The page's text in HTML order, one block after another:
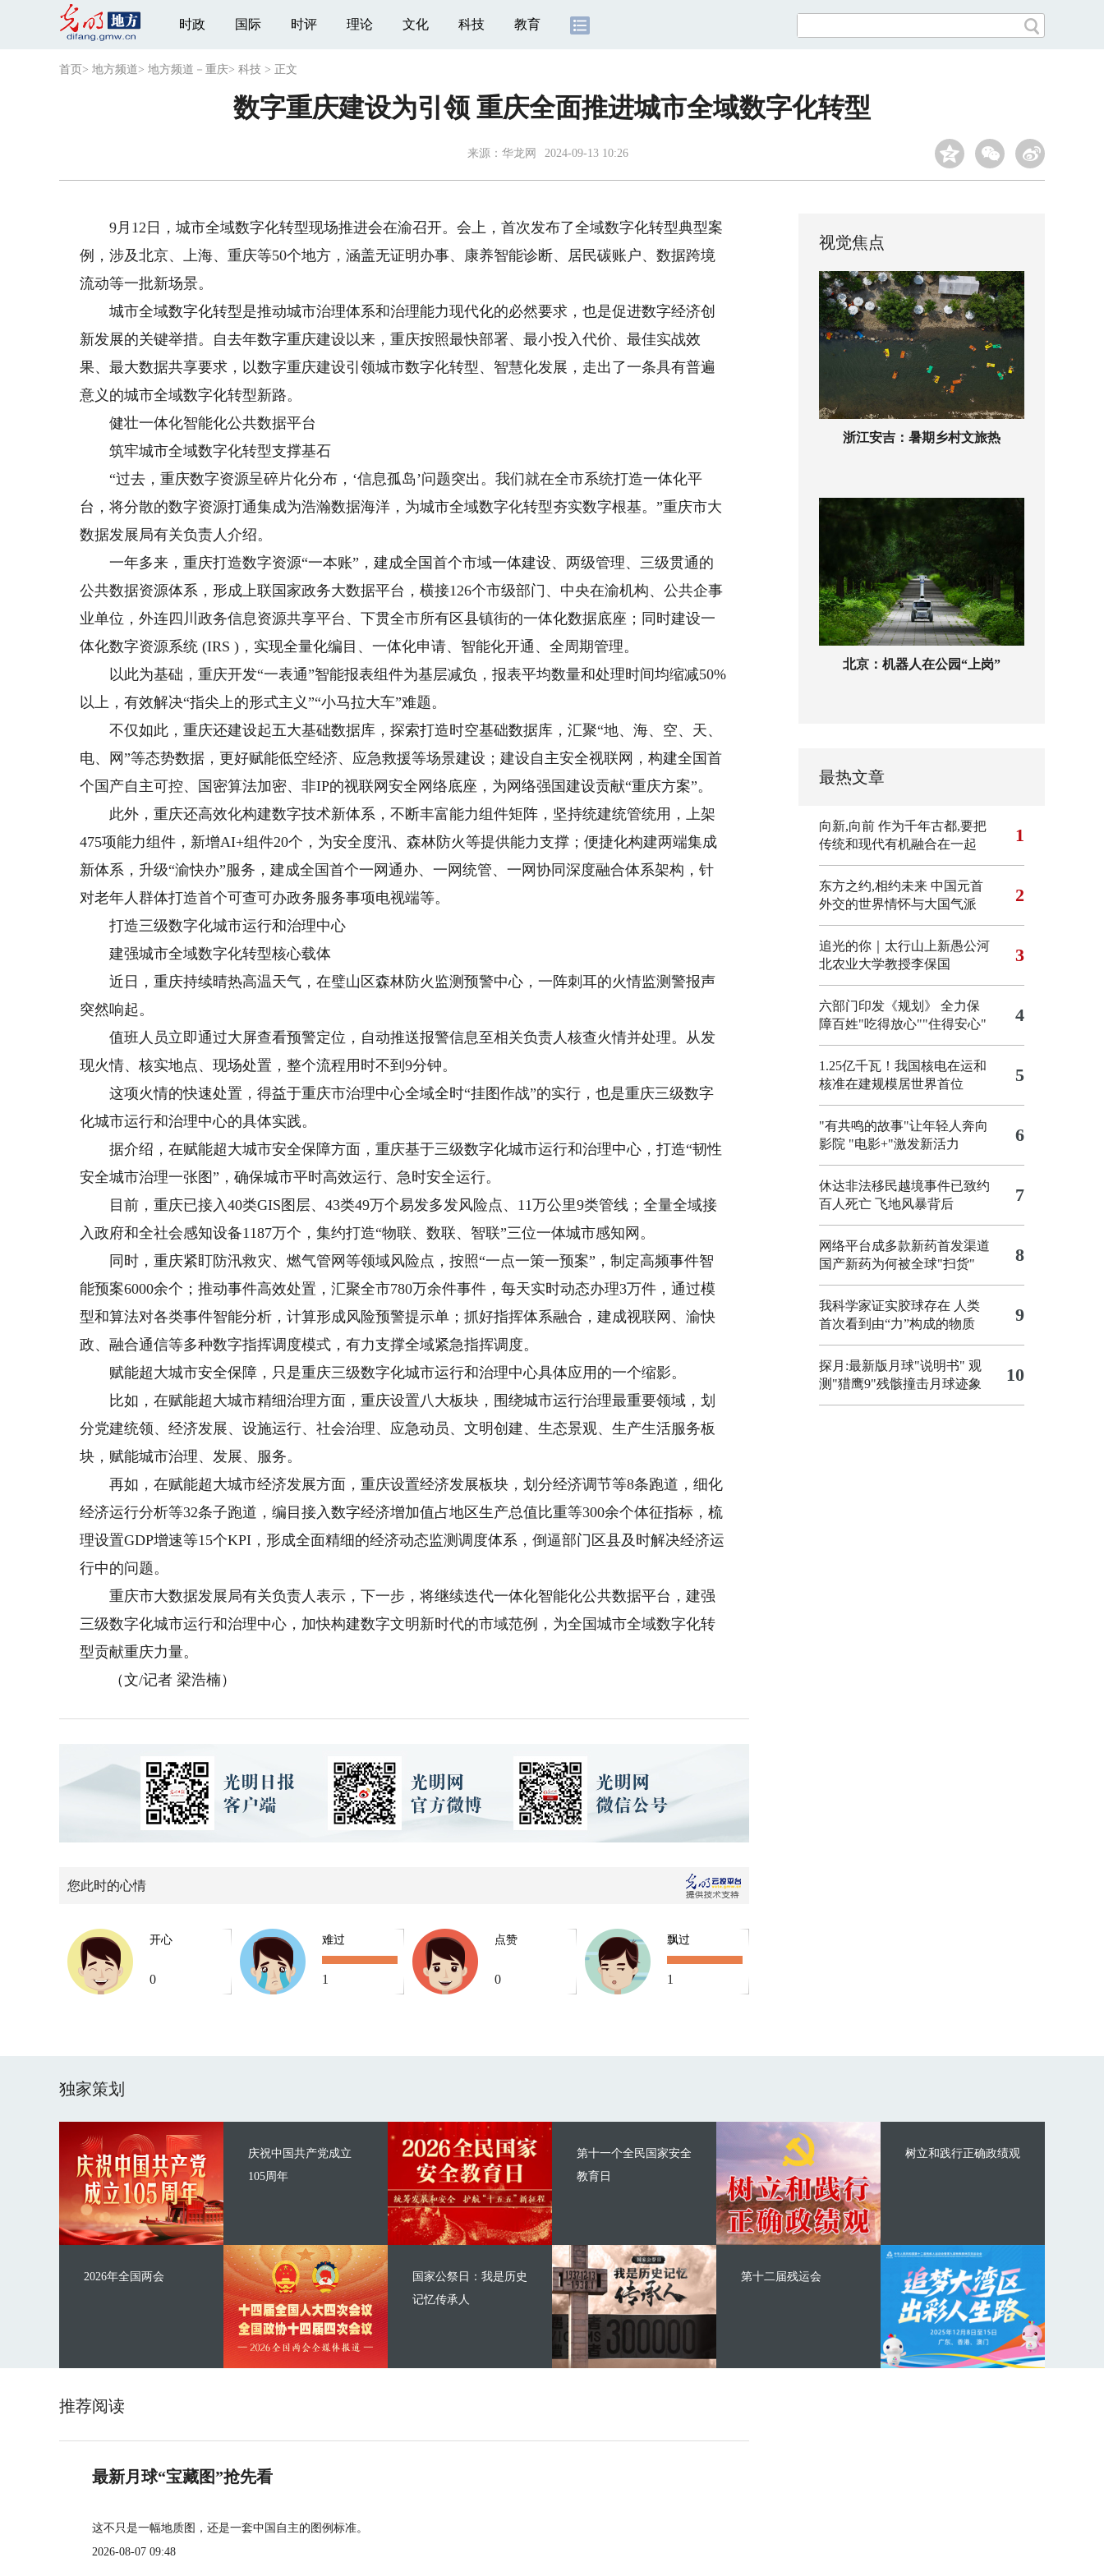
时政 国际 时评 理论 文化 科技 教育
首页 > 地方频道> 地方频道－重庆> 科技 > 正文
数字重庆建设为引领 重庆全面推进城市全域数字化转型
来源： 华龙网 2024-09-13 10:26
9月12日，城市全域数字化转型现场推进会在渝召开。会上，首次发布了全域数字化转型典型案
例，涉及北京、上海、重庆等50个地方，涵盖无证明办事、康养智能诊断、居民碳账户、数据跨境
流动等一批新场景。
城市全域数字化转型是推动城市治理体系和治理能力现代化的必然要求，也是促进数字经济创
新发展的关键举措。自去年数字重庆建设以来，重庆按照最快部署、最小投入代价、最佳实战效
果、最大数据共享要求，以数字重庆建设引领城市数字化转型、智慧化发展，走出了一条具有普遍
意义的城市全域数字化转型新路。
健壮一体化智能化公共数据平台
筑牢城市全域数字化转型支撑基石
“过去，重庆数字资源呈碎片化分布，‘信息孤岛’问题突出。我们就在全市系统打造一体化平
台，将分散的数字资源打通集成为浩瀚数据海洋，为城市全域数字化转型夯实数字根基。”重庆市大
数据发展局有关负责人介绍。
一年多来，重庆打造数字资源“一本账”，建成全国首个市域一体建设、两级管理、三级贯通的
公共数据资源体系，形成上联国家政务大数据平台，横接126个市级部门、中央在渝机构、公共企事
业单位，外连四川政务信息资源共享平台、下贯全市所有区县镇街的一体化数据底座；同时建设一
体化数字资源系统 (IRS )，实现全量化编目、一体化申请、智能化开通、全周期管理。
以此为基础，重庆开发“一表通”智能报表组件为基层减负，报表平均数量和处理时间均缩减50%
以上，有效解决“指尖上的形式主义”“小马拉大车”难题。
不仅如此，重庆还建设起五大基础数据库，探索打造时空基础数据库，汇聚“地、海、空、天、
电、网”等态势数据，更好赋能低空经济、应急救援等场景建设；建设自主安全视联网，构建全国首
个国产自主可控、国密算法加密、非IP的视联网安全网络底座，为网络强国建设贡献“重庆方案”。
此外，重庆还高效化构建数字技术新体系，不断丰富能力组件矩阵，坚持统建统管统用，上架
475项能力组件，新增AI+组件20个，为安全度汛、森林防火等提供能力支撑；便捷化构建两端集成
新体系，升级“渝快办”服务，建成全国首个一网通办、一网统管、一网协同深度融合体系架构，针
对老年人群体打造首个可查可办政务服务事项电视端等。
打造三级数字化城市运行和治理中心
建强城市全域数字化转型核心载体
近日，重庆持续晴热高温天气，在璧山区森林防火监测预警中心，一阵刺耳的火情监测警报声
突然响起。
值班人员立即通过大屏查看预警定位，自动推送报警信息至相关负责人核查火情并处理。从发
现火情、核实地点、现场处置，整个流程用时不到9分钟。
这项火情的快速处置，得益于重庆市治理中心全域全时“挂图作战”的实行，也是重庆三级数字
化城市运行和治理中心的具体实践。
据介绍，在赋能超大城市安全保障方面，重庆基于三级数字化城市运行和治理中心，打造“韧性
安全城市治理一张图”，确保城市平时高效运行、急时安全运行。
目前，重庆已接入40类GIS图层、43类49万个易发多发风险点、11万公里9类管线；全量全域接
入政府和全社会感知设备1187万个，集约打造“物联、数联、智联”三位一体城市感知网。
同时，重庆紧盯防汛救灾、燃气管网等领域风险点，按照“一点一策一预案”，制定高频事件智
能预案6000余个；推动事件高效处置，汇聚全市780万余件事件，每天实时动态办理3万件，通过模
型和算法对各类事件智能分析，计算形成风险预警提示单；抓好指挥体系融合，建成视联网、渝快
政、融合通信等多种数字指挥调度模式，有力支撑全域紧急指挥调度。
赋能超大城市安全保障，只是重庆三级数字化城市运行和治理中心具体应用的一个缩影。
比如，在赋能超大城市精细治理方面，重庆设置八大板块，围绕城市运行治理最重要领域，划
分党建统领、经济发展、设施运行、社会治理、应急动员、文明创建、生态景观、生产生活服务板
块，赋能城市治理、发展、服务。
再如，在赋能超大城市经济发展方面，重庆设置经济发展板块，划分经济调节等8条跑道，细化
经济运行分析等32条子跑道，编目接入数字经济增加值占地区生产总值比重等300余个体征指标，梳
理设置GDP增速等15个KPI，形成全面精细的经济动态监测调度体系，倒逼部门区县及时解决经济运
行中的问题。
重庆市大数据发展局有关负责人表示，下一步，将继续迭代一体化智能化公共数据平台，建强
三级数字化城市运行和治理中心，加快构建数字文明新时代的市域范例，为全国城市全域数字化转
型贡献重庆力量。
（文/记者 梁浩楠）
您此时的心情
开心
0
难过
1
点赞
0
飘过
1
视觉焦点
浙江安吉：暑期乡村文旅热
北京：机器人在公园“上岗”
最热文章
向新,向前 作为千年古都,要把
传统和现代有机融合在一起
1
东方之约,相约未来 中国元首
外交的世界情怀与大国气派
2
追光的你｜太行山上新愚公河
北农业大学教授李保国
3
六部门印发《规划》 全力保
障百姓"吃得放心""住得安心"
4
1.25亿千瓦！我国核电在运和
核准在建规模居世界首位
5
"有共鸣的故事"让年轻人奔向
影院 "电影+"激发新活力 6
休达非法移民越境事件已致约
百人死亡 飞地风暴背后 7
网络平台成多款新药首发渠道
国产新药为何被全球"扫货"
8
我科学家证实胶球存在 人类
首次看到由“力”构成的物质
9
探月:最新版月球"说明书" 观
测"猎鹰9"残骸撞击月球迹象
10
独家策划
庆祝中国共产党成立
105周年
2026年全国两会
第十一个全民国家安全
教育日
国家公祭日：我是历史
记忆传承人
树立和践行正确政绩观
第十二届残运会
推荐阅读
最新月球“宝藏图”抢先看
这不只是一幅地质图，还是一套中国自主的图例标准。
2026-08-07 09:48